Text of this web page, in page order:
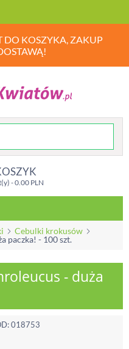
DO KOSZYKA, ZAKUP
-0.00PLN
Cebulki krokusów
paczka! - 100 szt.
- duża
018753